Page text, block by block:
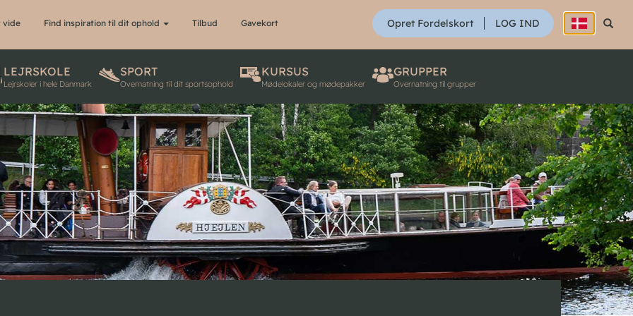
SØG
Søg
Opret Fordelskort LOG IND
vide Find inspiration til dit ophold Tilbud Gavekort
LEJRSKOLE
Lejrskoler i hele Danmark
SPORT
Overnatning til dit sportsophold
KURSUS
Mødelokaler og mødepakker
GRUPPER
Overnatning til grupper